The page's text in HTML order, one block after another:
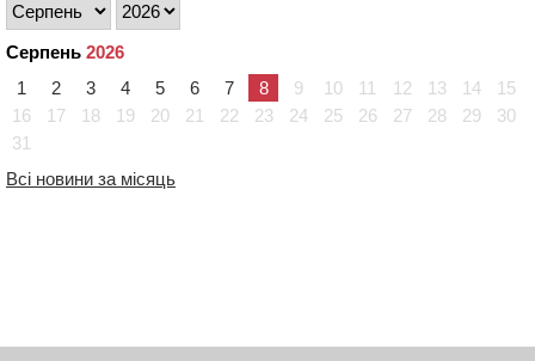
Серпень 2026
1
2 3 4 5 6 7 8 9 10 11 12 13 14
15
16
17 18 19 20 21 22 23 24 25 26 27 28 29
30
31
Всі новини за місяць